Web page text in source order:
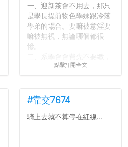
一、迎新茶會不用去，那只
是學長提前物色學妹跟冷落
學弟的場合。要嘛被意淫要
嘛被無視，無論哪個都很
慘。
很多人一路輕鬆自在到畢業
上早八的毅力跟每年的新年
新希望一樣不持久。
四、不要當班代。不要當班
點擊打開全文
#靠交7674
騎上去就不算停在紅線...